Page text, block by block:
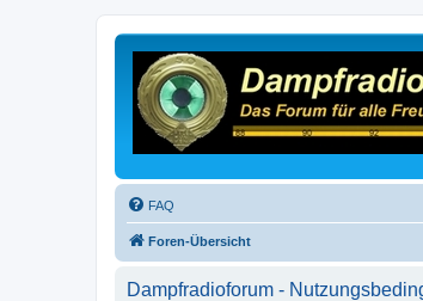
FAQ
Foren-Übersicht
Dampfradioforum -